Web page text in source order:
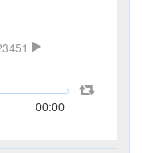
00:00